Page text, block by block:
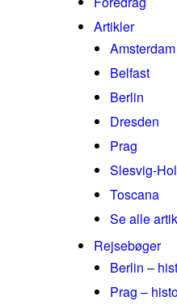
Artikler
Amsterdam
Belfast
Berlin
Dresden
Prag
Slesvig-
Toscana
Se alle
Rejsebøger
Berlin –
Prag –